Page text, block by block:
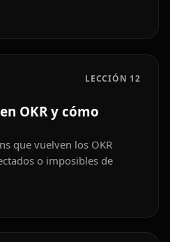
LECCIÓN 12
OKR y cómo
que vuelven los OKR
o imposibles de